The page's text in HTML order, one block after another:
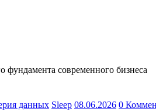
современного бизнеса
данных Sleep 08.06.2026 0